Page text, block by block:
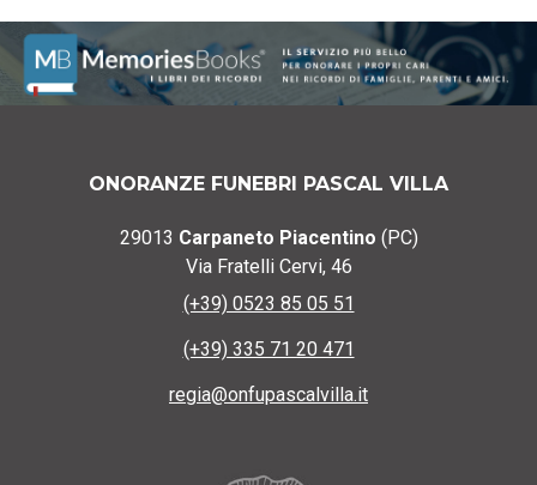
ONORANZE FUNEBRI PASCAL VILLA
29013 Carpaneto Piacentino (PC)
Via Fratelli Cervi, 46
(+39) 0523 85 05 51
(+39) 335 71 20 471
regia@onfupascalvilla.it